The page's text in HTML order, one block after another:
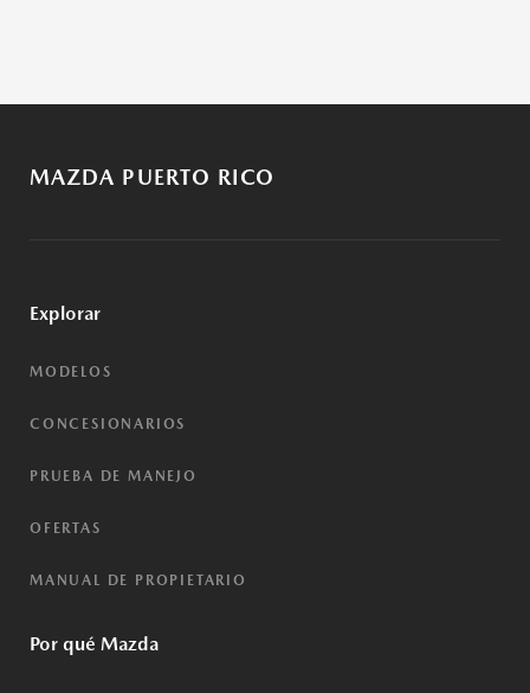
MAZDA PUERTO RICO
Explorar
MODELOS
CONCESIONARIOS
PRUEBA DE MANEJO
OFERTAS
MANUAL DE PROPIETARIO
Por qué Mazda